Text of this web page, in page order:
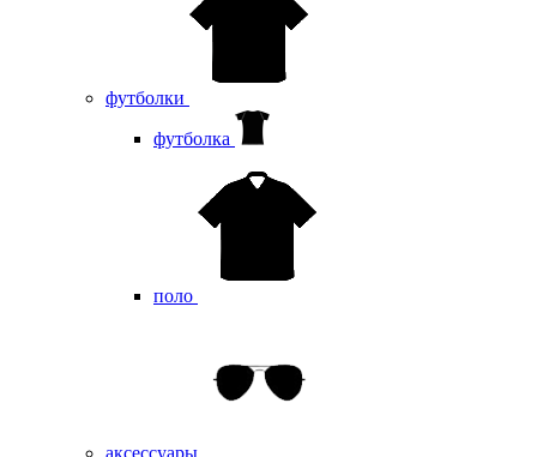
футболки
футболка
поло
аксессуары